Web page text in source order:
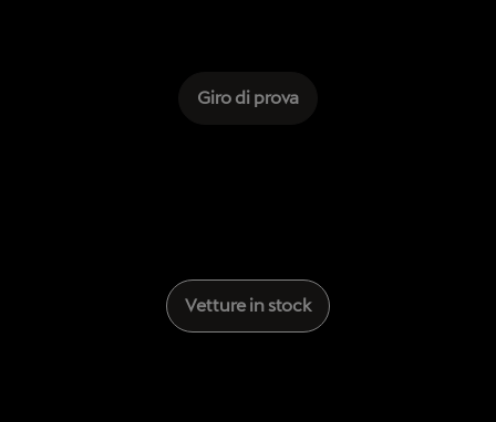
Giro di prova
Vetture in stock